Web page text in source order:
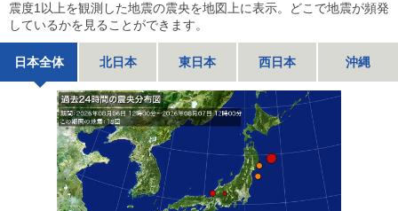
震度1以上を観測した地震の震央を地図上に表示。どこで地震が頻発
しているかを見ることができます。
日本全体 北日本 東日本 西日本 沖縄